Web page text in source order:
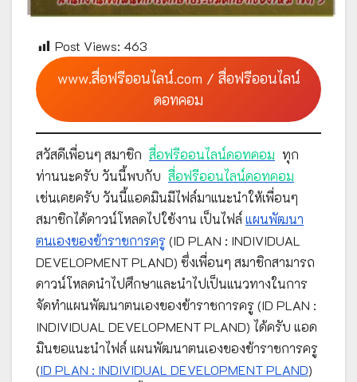
Post Views: 463
www.สื่อฟรีออนไลน์.com / สื่อฟรีออนไลน์
ดอทคอม
สวัสดีเพื่อนๆ สมาชิก สื่อฟรีออนไลน์ดอทคอม ทุก
ท่านนะครับ วันนี้พบกับ สื่อฟรีออนไลน์ดอทคอม
เช่นเคยครับ วันนี้แอดมินมีไฟล์มาแนะนำให้เพื่อนๆ
สมาชิกได้ดาวน์โหลดไปใช้งาน เป็นไฟล์ แผนพัฒนา
ตนเองของข้าราชการครู (ID PLAN : INDIVIDUAL
DEVELOPMENT PLAND) ซึ่งเพื่อนๆ สมาชิกสามารถ
ดาวน์โหลดนำไปศึกษาและนำไปเป็นแนวทางในการ
จัดทำแผนพัฒนาตนเองของข้าราชการครู (ID PLAN :
INDIVIDUAL DEVELOPMENT PLAND) ได้ครับ แอด
มินขอแนะนำไฟล์ แผนพัฒนาตนเองของข้าราชการครู
(ID PLAN : INDIVIDUAL DEVELOPMENT PLAND)